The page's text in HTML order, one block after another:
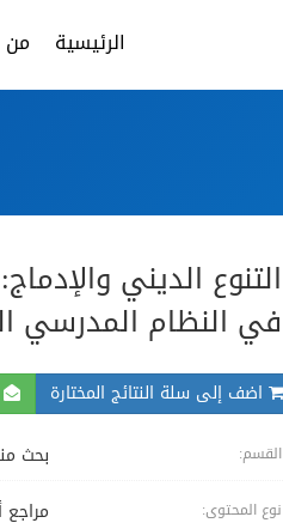
الرئيسية من
التنوع الديني
في النظام المدرسي
اضف إلى سلة النتائج المختارة
القسم: بحث
نوع المحتوى: مراجع